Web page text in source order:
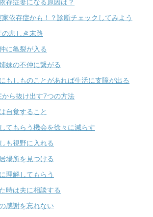
存症妻になる原因は？
家依存症かも！？診断チェックしてみよう
悲しき末路
に亀裂が入る
妹の不仲に繋がる
もしものことがあれば生活に支障が出る
から抜け出す7つの方法
自覚すること
てもらう機会を徐々に減らす
も視野に入れる
場所を見つける
理解してもらう
時は夫に相談する
感謝を忘れない